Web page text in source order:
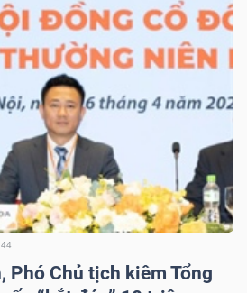
Phó Chủ tịch kiêm Tổng